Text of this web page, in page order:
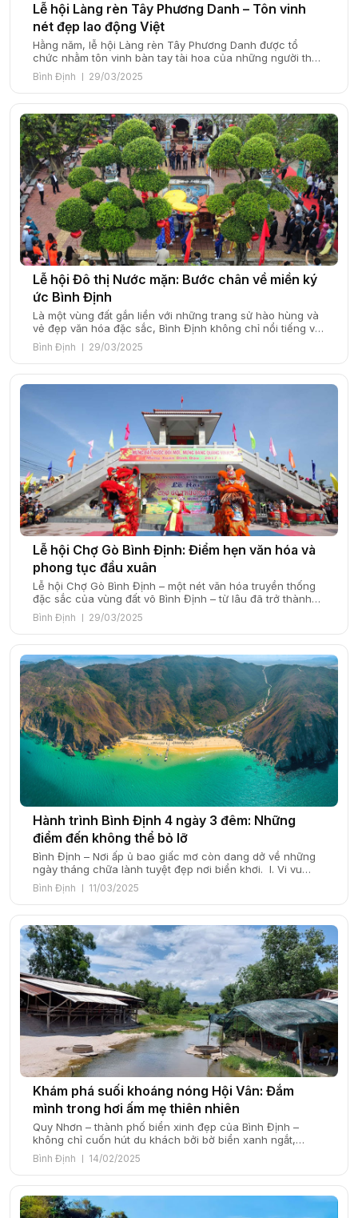
Lễ hội Làng rèn Tây Phương Danh – Tôn vinh
nét đẹp lao động Việt
Hằng năm, lễ hội Làng rèn Tây Phương Danh được tổ
chức nhằm tôn vinh bàn tay tài hoa của những người thợ
rèn, những con người đã biến tiếng búa đe thành giai
điệu của sự cần mẫn và sáng tạo. Đến với lễ hội, du
khách không chỉ được chứng kiến quy trình […]
Bình Định 29/03/2025
Lễ hội Đô thị Nước mặn: Bước chân về miền ký
ức Bình Định
Là một vùng đất gắn liền với những trang sử hào hùng và
vẻ đẹp văn hóa đặc sắc, Bình Định không chỉ nổi tiếng với
võ cổ truyền mà còn lưu giữ trong mình những di sản
mang giá trị lịch sử lớn lao. Trong số đó, lễ hội Đô thị
Nước Mặn nổi […]
Bình Định 29/03/2025
Lễ hội Chợ Gò Bình Định: Điểm hẹn văn hóa và
phong tục đầu xuân
Lễ hội Chợ Gò Bình Định – một nét văn hóa truyền thống
đặc sắc của vùng đất võ Bình Định – từ lâu đã trở thành
điểm hẹn không thể thiếu mỗi dịp đầu xuân. Với những ai
yêu thích tìm hiểu văn hóa dân gian, đây là cơ hội tuyệt
vời để khám […]
Bình Định 29/03/2025
Hành trình Bình Định 4 ngày 3 đêm: Những
điểm đến không thể bỏ lỡ
Bình Định – Nơi ấp ủ bao giấc mơ còn dang dở về những
ngày tháng chữa lành tuyệt đẹp nơi biển khơi. I. Vi vu
hành trình trên biển cùng SmartTravel Bình Định – vùng
đất miền Trung đầy nắng và gió, nơi thiên nhiên hòa
quyện với lịch sử tạo nên một bức […]
Bình Định 11/03/2025
Khám phá suối khoáng nóng Hội Vân: Đắm
mình trong hơi ấm mẹ thiên nhiên
Quy Nhơn – thành phố biển xinh đẹp của Bình Định –
không chỉ cuốn hút du khách bởi bờ biển xanh ngắt,
những bãi cát trải dài mà còn bởi những điểm đến tự
nhiên độc đáo. Bên cạnh vẻ đẹp của biển, núi và làng
chài bình yên, Quy Nhơn còn ẩn chứa […]
Bình Định 14/02/2025